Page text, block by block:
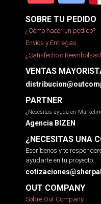
SOBRE TU PEDIDO
¿Cómo hacer un pedido?
Envíos y Entregas
¿Satisfecho o
VENTAS
PARTNER
¿Necesitas ayuda en
Agencia BIZEN
¿NECESITAS UNA
Escríbenos y te
ayudarte en tu proyecto.
OUT COMPANY
Sobre Out Company